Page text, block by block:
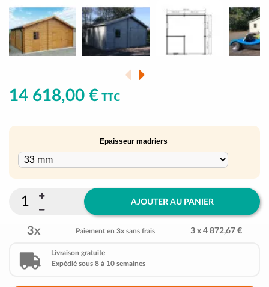
14 618,00 € TTC
Epaisseur madriers
AJOUTER AU PANIER
3x Paiement en 3x sans frais 3 x 4 872,67 €
Livraison gratuite
Expédié sous 8 à 10 semaines